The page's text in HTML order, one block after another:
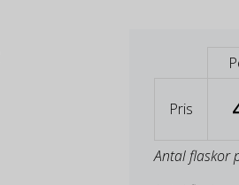
Pris
Antal flaskor